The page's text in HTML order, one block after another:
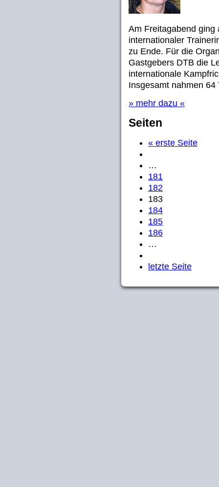
Am Freitagabend ging
internationaler
zu Ende. Für die
Gastgebers DTB die
internationale
Insgesamt nahmen
» mehr dazu «
Seiten
« erste Seite
…
181
182
183
184
185
186
…
letzte Seite